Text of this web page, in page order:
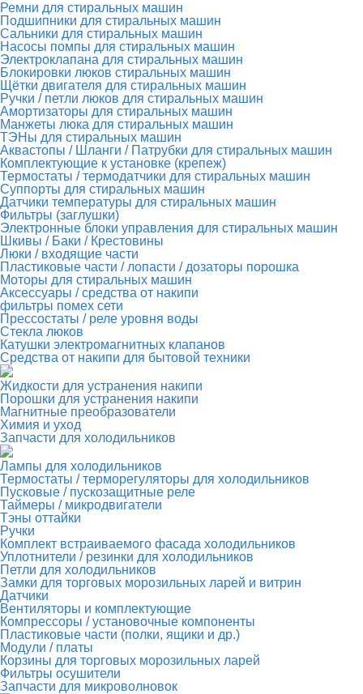
Ремни для стиральных машин
Подшипники для стиральных машин
Сальники для стиральных машин
Насосы помпы для стиральных машин
Электроклапана для стиральных машин
Блокировки люков стиральных машин
Щётки двигателя для стиральных машин
Ручки / петли люков для стиральных машин
Амортизаторы для стиральных машин
Манжеты люка для стиральных машин
ТЭНы для стиральных машин
Аквастопы / Шланги / Патрубки для стиральных машин
Комплектующие к установке (крепеж)
Термостаты / термодатчики для стиральных машин
Суппорты для стиральных машин
Датчики температуры для стиральных машин
Фильтры (заглушки)
Электронные блоки управления для стиральных машин
Шкивы / Баки / Крестовины
Люки / входящие части
Пластиковые части / лопасти / дозаторы порошка
Моторы для стиральных машин
Аксессуары / средства от накипи
фильтры помех сети
Прессостаты / реле уровня воды
Стекла люков
Катушки электромагнитных клапанов
Средства от накипи для бытовой техники
Жидкости для устранения накипи
Порошки для устранения накипи
Магнитные преобразователи
Химия и уход
Запчасти для холодильников
Лампы для холодильников
Термостаты / терморегуляторы для холодильников
Пусковые / пускозащитные реле
Таймеры / микродвигатели
Тэны оттайки
Ручки
Комплект встраиваемого фасада холодильников
Уплотнители / резинки для холодильников
Петли для холодильников
Замки для торговых морозильных ларей и витрин
Датчики
Вентиляторы и комплектующие
Компрессоры / установочные компоненты
Пластиковые части (полки, ящики и др.)
Модули / платы
Корзины для торговых морозильных ларей
Фильтры осушители
Запчасти для микроволновок